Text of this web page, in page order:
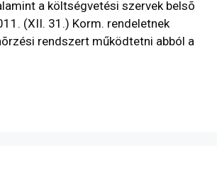
a költségvetési szervek belsõ
(XII. 31.) Korm. rendeletnek
rendszert működtetni abból a